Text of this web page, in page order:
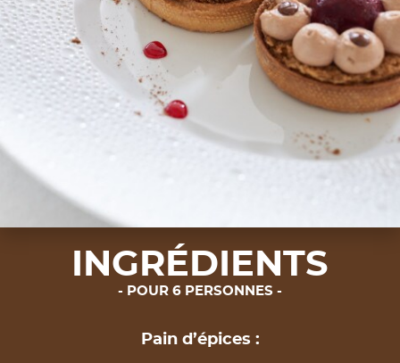
INGRÉDIENTS
POUR 6 PERSONNES
Pain d’épices :